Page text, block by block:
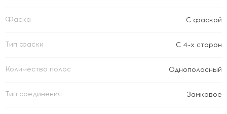
Фаска С фаской
Тип фаски С 4-х сторон
Количество полос Однополосный
Тип соединения Замковое